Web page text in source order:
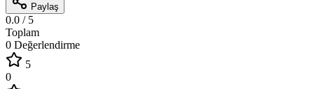
Paylaş
0.0 / 5
Toplam
0 Değerlendirme
5
0